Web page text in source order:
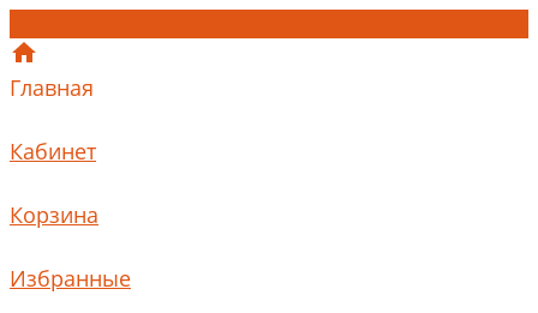
Главная
Кабинет
Корзина
Избранные